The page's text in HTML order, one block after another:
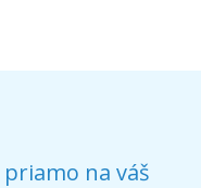
na váš